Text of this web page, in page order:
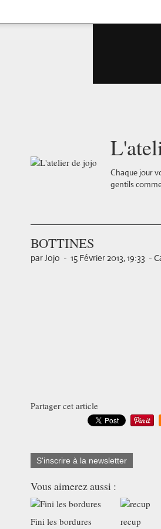
Chaque jour
gentils
BOTTINES
par Jojo - 15 Février 2013, 19:33 -
Partager cet article
S'inscrire à la newsletter
Vous aimerez aussi :
Fini les bordures
recup